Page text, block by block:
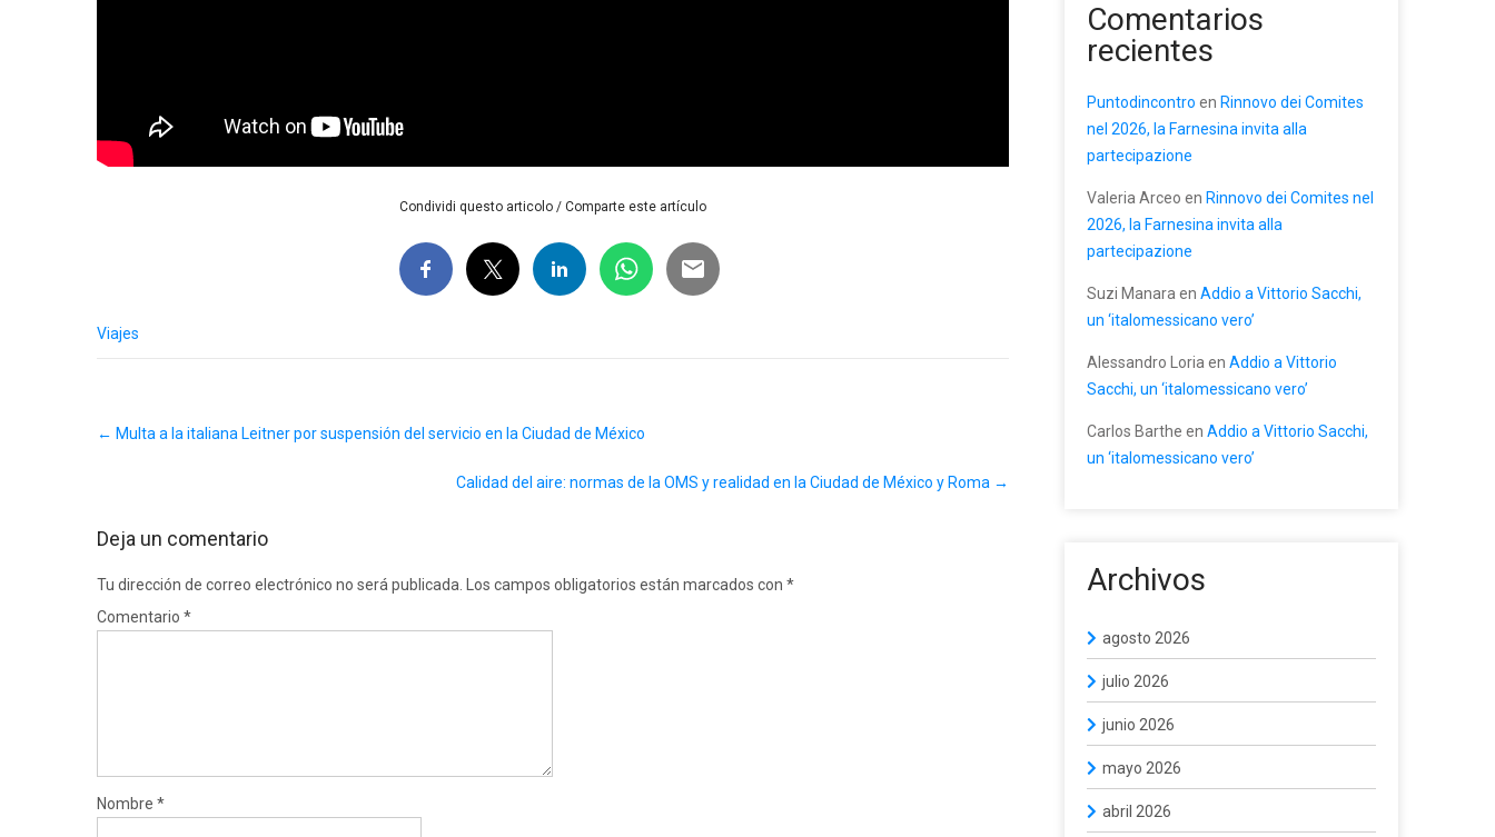
Condividi questo articolo / Comparte este artículo
Viajes
navigation
← Multa a la italiana Leitner por suspensión del servicio en la Ciudad de México
Calidad del aire: normas de la OMS y realidad en la Ciudad de México y Roma →
Deja un comentario
Tu dirección de correo electrónico no será publicada. Los campos obligatorios están marcados con *
Comentario *
Nombre *
Comentarios
recientes
Puntodincontro en Rinnovo dei Comites
nel 2026, la Farnesina invita alla
partecipazione
Valeria Arceo en Rinnovo dei Comites nel
2026, la Farnesina invita alla
partecipazione
Suzi Manara en Addio a Vittorio Sacchi,
un ‘italomessicano vero’
Alessandro Loria en Addio a Vittorio
Sacchi, un ‘italomessicano vero’
Carlos Barthe en Addio a Vittorio Sacchi,
un ‘italomessicano vero’
Archivos
agosto 2026
julio 2026
junio 2026
mayo 2026
abril 2026